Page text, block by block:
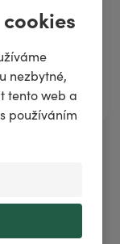
nezbytné,
tento web a
používáním
produkty